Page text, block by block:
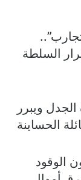
السلطة
ويبرر
الحساينة